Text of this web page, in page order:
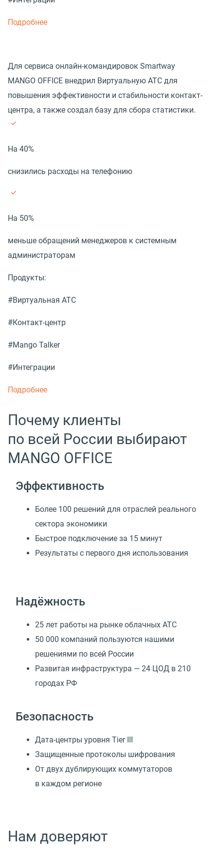
Подробнее
Для сервиса онлайн-командировок Smartway
MANGO OFFICE внедрил Виртуальную АТС для
повышения эффективности и стабильности контакт-
центра, а также создал базу для сбора статистики.
На 40%
снизились расходы на телефонию
На 50%
меньше обращений менеджеров к системным
администраторам
Продукты:
#Виртуальная АТС
#Контакт-центр
#Mango Talker
#Интеграции
Подробнее
Почему клиенты
по всей России выбирают
MANGO OFFICE
Эффективность
Более 100 решений для отраслей реального
сектора экономики
Быстрое подключение за 15 минут
Результаты с первого дня использования
Надёжность
25 лет работы на рынке облачных АТС
50 000 компаний пользуются нашими
решениями по всей России
Развитая инфраструктура — 24 ЦОД в 210
городах РФ
Безопасность
Дата-центры уровня Tier III
Защищенные протоколы шифрования
От двух дублирующих коммутаторов
в каждом регионе
Нам доверяют